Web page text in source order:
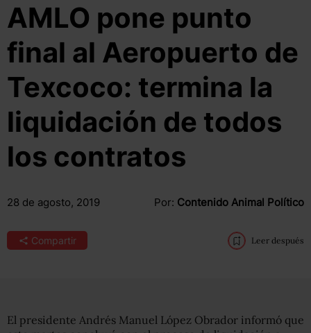
AMLO pone punto
final al Aeropuerto de
Texcoco: termina la
liquidación de todos
los contratos
28 de agosto, 2019 Por: Contenido Animal Político
Compartir Leer después
El presidente Andrés Manuel López Obrador informó que